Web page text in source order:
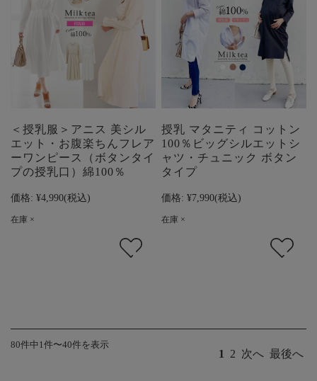
＜授乳服＞アニス 美シル
エット・お腹楽ちんフレア
ーワンピース（ボタンタイ
プの授乳口）綿100％
価格: ¥4,990(税込)
在庫 ×
授乳 マタニティ コットン
100％ビッグシルエットシ
ャツ・チュニック ボタン
タイプ
価格: ¥7,990(税込)
在庫 ×
80件中1件〜40件を表示
1 2 次へ 最後へ